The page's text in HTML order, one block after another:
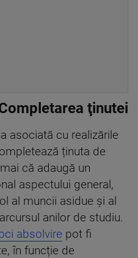
ţinutei
asociată cu realizările
ținuta de
că adaugă un
aspectului general,
al muncii asidue și al
anilor de studiu.
absolvire pot fi
în funcție de